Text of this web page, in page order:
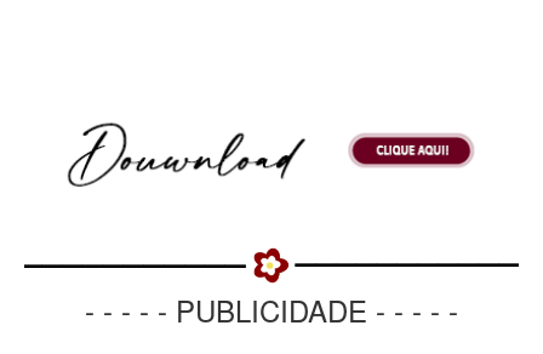
- - - - - PUBLICIDADE - - - - -